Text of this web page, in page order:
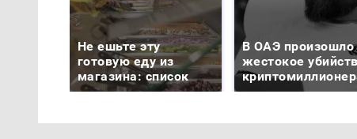
Не ешьте эту
готовую еду из
магазина: список
В ОАЭ произошло
жестокое